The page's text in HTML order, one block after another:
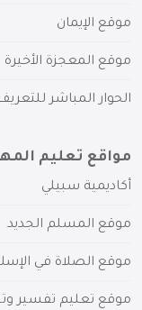
موقع الإيمان
موقع المعجزة الأخيرة
الحوار المباشر
مواقع تعليم
أكاديمية سبيلي
موقع المسلم الجديد
موقع الصلاة في
موقع تعليم تفسير